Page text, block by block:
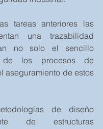
tareas anteriores las
una trazabilidad
no solo el sencillo
de los procesos de
aseguramiento de estos
de diseño
de estructuras